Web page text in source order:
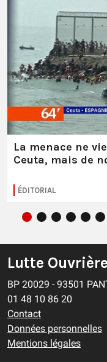
La menace ne
Ceuta, mais de
ÉDITORIAL
Lutte Ouvrière
BP 20029 - 93501
01 48 10 86 20
Contact
Données personnelles
Mentions légales